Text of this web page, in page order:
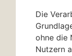
Die
ohne die
Nutzern